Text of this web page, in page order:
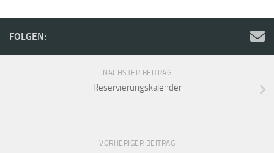
FOLGEN:
NÄCHSTER BEITRAG
Reservierungskalender
VORHERIGER BEITRAG